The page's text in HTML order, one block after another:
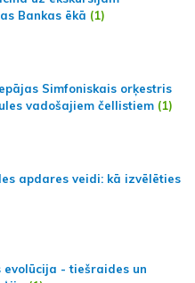
Bankas ēkā (1)
Simfoniskais orķestris
vadošajiem čellistiem (1)
apdares veidi: kā izvēlēties
- tiešraides un